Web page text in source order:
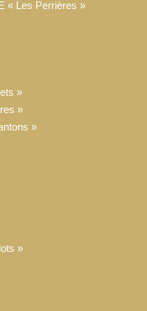
« Les Perrières »
»
»
»
»